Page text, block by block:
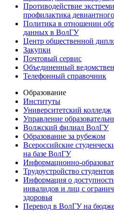
Противодействие
профилактика
Политика в отношении
данных в ВолГУ
Центр общественной
Закупки
Почтовый сервис
Объединенный
Телефонный справочник
Образование
Институты
Университетский колледж
Управление
Волжский филиал ВолГУ
Образование за рубежом
Всероссийские
на базе ВолГУ
Информационно-
Трудоустройство
Информация о
инвалидов и лиц с
здоровья
Перевод в ВолГУ на